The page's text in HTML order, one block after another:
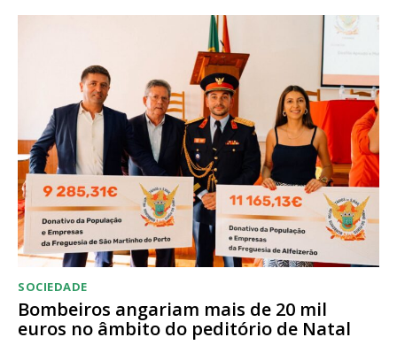
SOCIEDADE
Bombeiros angariam mais de 20 mil
euros no âmbito do peditório de Natal